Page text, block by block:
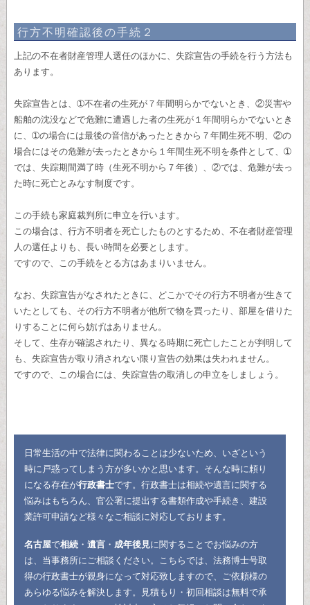
行方不明確認後の手続２
上記の不在者財産管理人選任のほかに、失踪宣告の手続を行う方法も
あります。
失踪宣告とは、➀不在者の生死が７年間明らかでないとき、②災害や
船舶の沈没などで危難に遭遇した者の生死が１年間明らかでないとき
に、➀の場合には最後の音信があったときから７年間生死不明、②の
場合にはその危難が去ったときから１年間生死不明を条件として、➀
では、失踪期間満了時（生死不明から７年後）、②では、危難が去っ
た時に死亡とみなす制度です。
この手続も家庭裁判所に申立を行います。
この場合は、行方不明者を死亡したものとするため、不在者財産管理
人の選任よりも、長い時間を必要とします。
ですので、この手続をとる方はあまりいません。
なお、失踪宣告がなされたときに、どこかでその行方不明者が生きて
いたとしても、その行方不明者が他所で物を買ったり、部屋を借りた
りすることに何ら妨げはありません。
そして、生存が確認されたり、異なる時期に死亡したことが判明して
も、失踪宣告が取り消されない限り宣告の効果は失われません。
ですので、この場合には、失踪宣告の取消しの申立をしましょう。
日常生活の中で法律に関わることは少ないため、いざという
時に戸惑ってしまう方が多いかと思います。そんな時に頼り
になる存在が行政書士です。行政書士は相続や遺言に関する
悩みはもちろん、官公署に提出する書類作成や手続き、建設
業許可申請など様々なご相談に対応しております。
名古屋で相続 ・ 遺言 ・ 成年後見に関することでお悩みの方
は、当事務所にご相談ください。こちらでは、法務博士号取
得の行政書士が親身になって対応致しますので、ご依頼様の
あらゆる悩みを解決します。見積もり・初回相談は無料で承